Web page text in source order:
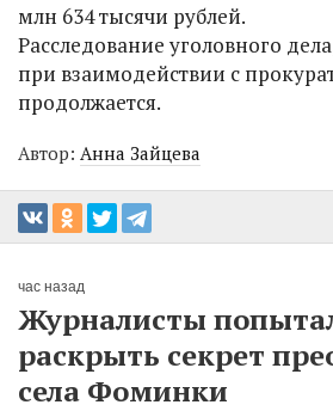
млн 634 тысячи рублей.
Расследование уголовного
при взаимодействии с
продолжается.
Автор: Анна Зайцева
час назад
Журналисты
раскрыть секрет
села Фоминки